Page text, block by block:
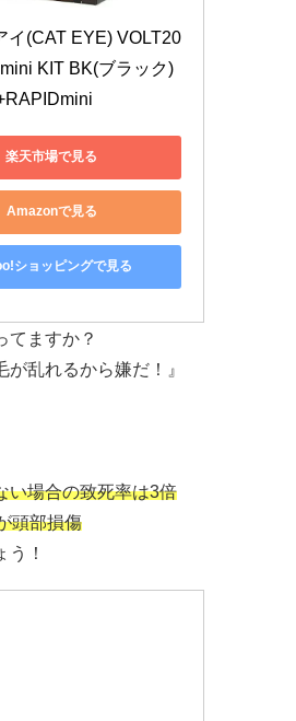
イ(CAT EYE) VOLT20
KIT BK(ブラック)
楽天市場で見る
Amazonで見る
ショッピングで見る
てますか？
が乱れるから嫌だ！』
い場合の致死率は3倍
頭部損傷
う！